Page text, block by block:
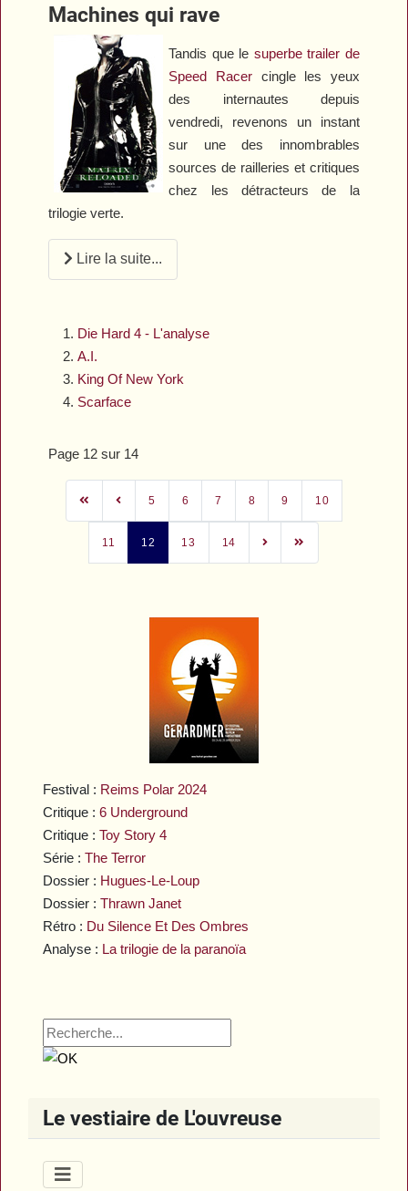
Festival : Reims Polar 2024
Critique :6 Underground
Critique :Toy Story 4
Série :The Terror
Dossier : Hugues-Le-Loup
Dossier :Thrawn Janet
Rétro : Du Silence Et Des Ombres
Analyse : La trilogie de la paranoïa
Le vestiaire de L'ouvreuse
Machines qui rave
Tandis que le superbe trailer de
Speed Racercingle les yeux
des internautes depuis
vendredi, revenons un instant
sur une des innombrables
sources de railleries et critiques
chez les détracteurs de la
trilogie verte.
Lire la suite...
Die Hard 4 - L'analyse
A.I.
King Of New York
Scarface
Page 12 sur 14
5 6 7 8 9 10
11 12 13 14